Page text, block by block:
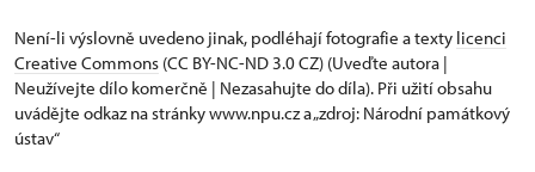
Není-li výslovně uvedeno jinak, podléhají fotografie a texty licenci
Creative Commons (CC BY-NC-ND 3.0 CZ) (Uveďte autora |
Neužívejte dílo komerčně | Nezasahujte do díla). Při užití obsahu
uvádějte odkaz na stránky www.npu.cz a „zdroj: Národní památkový
ústav“